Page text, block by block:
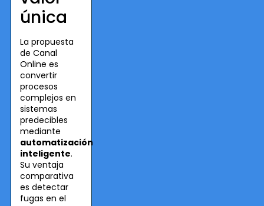
única
La propuesta
de Canal
Online es
convertir
procesos
complejos en
sistemas
predecibles
mediante
automatización
inteligente.
Su ventaja
comparativa
es detectar
fugas en el